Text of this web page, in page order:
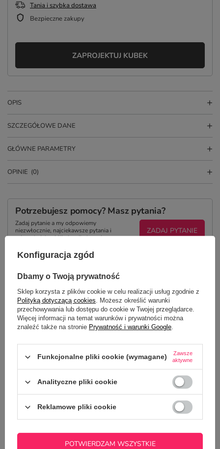
Tania i szybka dostawa
Bezpieczne zakupy
ZAPROJEKTUJ KUBEK
OPIS
SZCZEGÓŁOWE DANE
GŁÓWNE PARAMETRY
OPINIE (0)
Potrzebujesz pomocy? Masz pytania?
Zadaj pytanie a my odpowiemy
niezwłocznie, najciekawsze pytania i
odpowiedzi publikując dla innych.
ZADAJ PYTANIE
Z NASZEGO BLOGA
Kolorowe kubki z własnym nadrukiem – idealny
wybór na lato
Konfiguracja zgód
Dbamy o Twoją prywatność
Sklep korzysta z plików cookie w celu realizacji usług zgodnie z
Polityką dotyczącą cookies. Możesz określić warunki
przechowywania lub dostępu do cookie w Twojej przeglądarce.
Więcej informacji na temat warunków i prywatności można
znaleźć także na stronie Prywatność i warunki Google.
Funkcjonalne pliki cookie (wymagane)
Zawsze
aktywne
Analityczne pliki cookie
Reklamowe pliki cookie
POTWIERDZAM WSZYSTKIE